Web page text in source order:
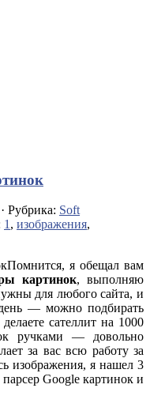
· Рубрика: Soft
1, изображения,
Помнится, я обещал вам
картинок, выполняю
для любого сайта, и
— можно подбирать
сателлит на 1000
ручками — довольно
за вас всю работу за
изображения, я нашел 3
Google картинок и